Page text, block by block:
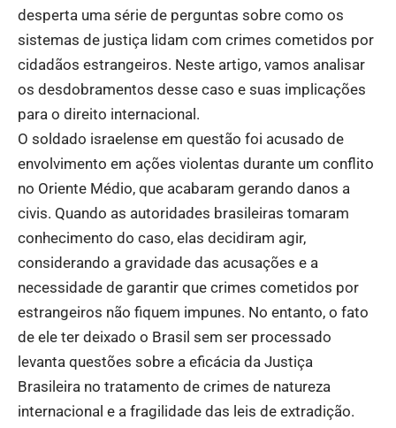
desperta uma série de perguntas sobre como os
sistemas de justiça lidam com crimes cometidos por
cidadãos estrangeiros. Neste artigo, vamos analisar
os desdobramentos desse caso e suas implicações
para o direito internacional.
O soldado israelense em questão foi acusado de
envolvimento em ações violentas durante um conflito
no Oriente Médio, que acabaram gerando danos a
civis. Quando as autoridades brasileiras tomaram
conhecimento do caso, elas decidiram agir,
considerando a gravidade das acusações e a
necessidade de garantir que crimes cometidos por
estrangeiros não fiquem impunes. No entanto, o fato
de ele ter deixado o Brasil sem ser processado
levanta questões sobre a eficácia da Justiça
Brasileira no tratamento de crimes de natureza
internacional e a fragilidade das leis de extradição.